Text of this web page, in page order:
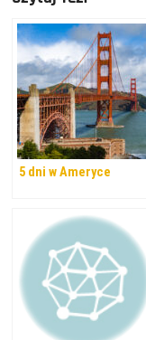
5 dni w Ameryce